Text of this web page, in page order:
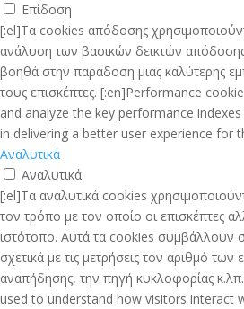
Επίδοση
[:el]Τα cookies απόδοσης
ανάλυση των βασικών δεικτών
βοηθά στην παράδοση μιας καλύτερης
τους επισκέπτες. [:en]Performance
and analyze the key performance
in delivering a better user experience for
Αναλυτικά
Αναλυτικά
[:el]Τα αναλυτικά cookies
τον τρόπο με τον οποίο οι επισκέπτες
ιστότοπο. Αυτά τα cookies συμβάλλουν
σχετικά με τις μετρήσεις τον αριθμό
αναπήδησης, την πηγή κυκλοφορίας
used to understand how visitors interact